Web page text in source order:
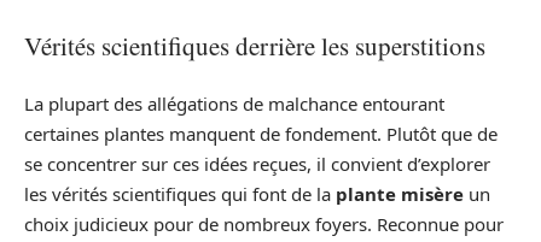
Vérités scientifiques derrière les superstitions
La plupart des allégations de malchance entourant
certaines plantes manquent de fondement. Plutôt que de
se concentrer sur ces idées reçues, il convient d’explorer
les vérités scientifiques qui font de la plante misère un
choix judicieux pour de nombreux foyers. Reconnue pour